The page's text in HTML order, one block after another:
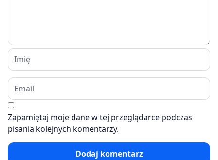
Zapamiętaj moje dane w tej przeglądarce podczas
pisania kolejnych komentarzy.
Dodaj komentarz